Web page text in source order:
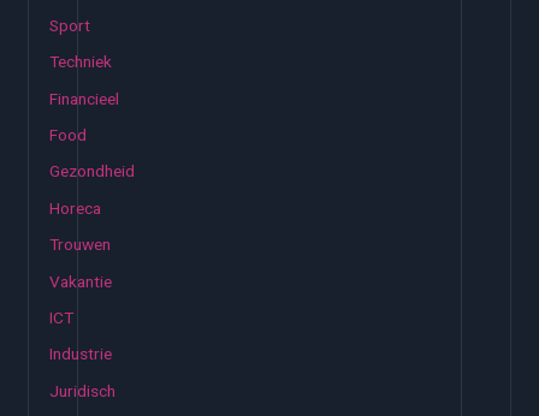
Sport
Techniek
Financieel
Food
Gezondheid
Horeca
Trouwen
Vakantie
ICT
Industrie
Juridisch